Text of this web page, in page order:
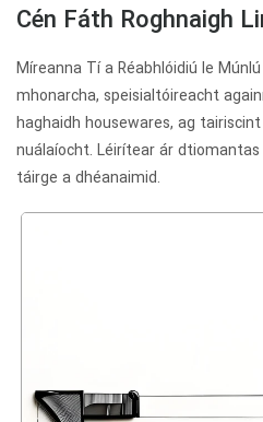
Cén Fáth Roghnaigh
Míreanna Tí a Réabhlóidiú le
mhonarcha, speisialtóireacht
haghaidh housewares, ag
nuálaíocht. Léirítear ár
táirge a dhéanaimid.